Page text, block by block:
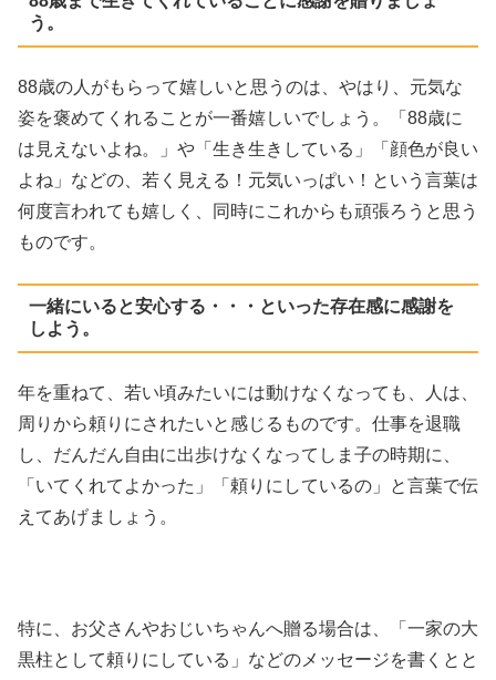
う。
88歳の人がもらって嬉しいと思うのは、やはり、元気な
姿を褒めてくれることが一番嬉しいでしょう。「88歳に
は見えないよね。」や「生き生きしている」「顔色が良い
よね」などの、若く見える！元気いっぱい！という言葉は
何度言われても嬉しく、同時にこれからも頑張ろうと思う
ものです。
一緒にいると安心する・・・といった存在感に感謝を
しよう。
年を重ねて、若い頃みたいには動けなくなっても、人は、
周りから頼りにされたいと感じるものです。仕事を退職
し、だんだん自由に出歩けなくなってしま子の時期に、
「いてくれてよかった」「頼りにしているの」と言葉で伝
えてあげましょう。
特に、お父さんやおじいちゃんへ贈る場合は、「一家の大
黒柱として頼りにしている」などのメッセージを書くとと